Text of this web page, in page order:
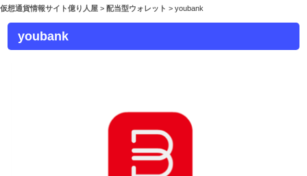
仮想通貨情報サイト億り人屋 > 配当型ウォレット > youbank
youbank